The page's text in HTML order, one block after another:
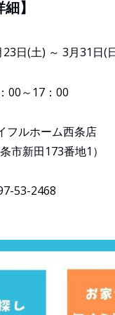
】
日(土) ～ 3月31日(
～17：00
ルホーム西条店
173番地1）
53-2468